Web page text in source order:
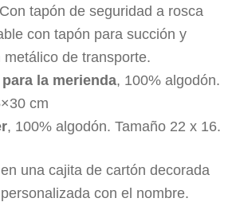
tapón de seguridad a rosca
con tapón para succión y
metálico de transporte.
la merienda, 100% algodón.
cm
, 100% algodón. Tamaño 22 x 16.
una cajita de cartón decorada
con el nombre.